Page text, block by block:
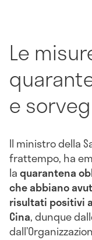
Le
e
Il ministro della
frattempo, ha
laquarantena
che abbiano
risultati positivi
Cina, dunque